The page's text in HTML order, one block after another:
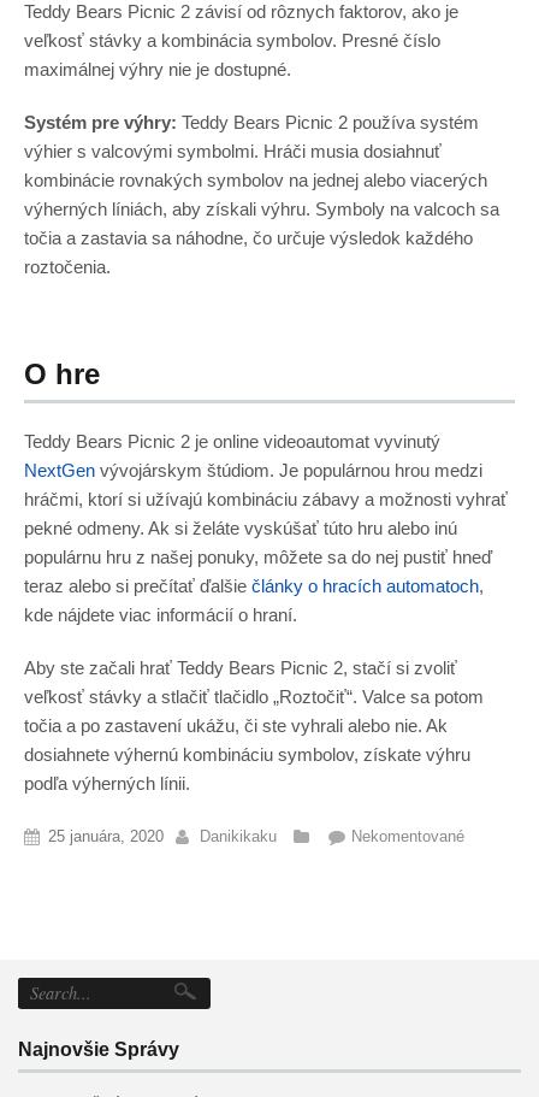
Teddy Bears Picnic 2 závisí od rôznych faktorov, ako je
veľkosť stávky a kombinácia symbolov. Presné číslo
maximálnej výhry nie je dostupné.
Systém pre výhry: Teddy Bears Picnic 2 používa systém
výhier s valcovými symbolmi. Hráči musia dosiahnuť
kombinácie rovnakých symbolov na jednej alebo viacerých
výherných líniách, aby získali výhru. Symboly na valcoch sa
točia a zastavia sa náhodne, čo určuje výsledok každého
roztočenia.
O hre
Teddy Bears Picnic 2 je online videoautomat vyvinutý
NextGen vývojárskym štúdiom. Je populárnou hrou medzi
hráčmi, ktorí si užívajú kombináciu zábavy a možnosti vyhrať
pekné odmeny. Ak si želáte vyskúšať túto hru alebo inú
populárnu hru z našej ponuky, môžete sa do nej pustiť hneď
teraz alebo si prečítať ďalšie články o hracích automatoch,
kde nájdete viac informácií o hraní.
Aby ste začali hrať Teddy Bears Picnic 2, stačí si zvoliť
veľkosť stávky a stlačiť tlačidlo „Roztočiť“. Valce sa potom
točia a po zastavení ukážu, či ste vyhrali alebo nie. Ak
dosiahnete výhernú kombináciu symbolov, získate výhru
podľa výherných línii.
25 januára, 2020 Danikikaku Nekomentované
Najnovšie Správy